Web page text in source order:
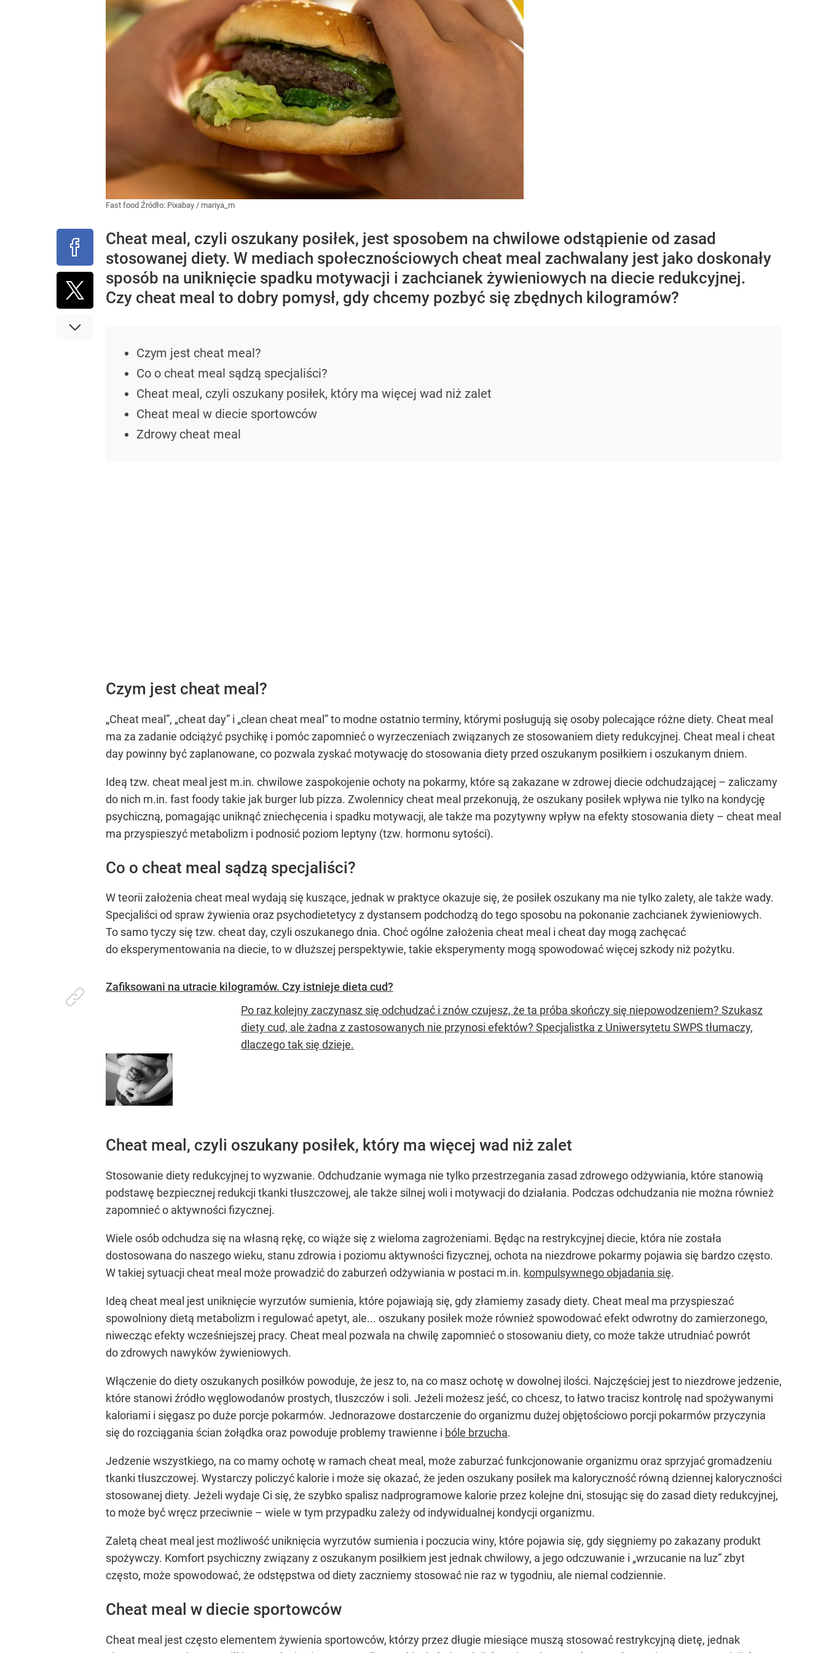
Fast food Źródło: Pixabay / mariya_m
Cheat meal, czyli oszukany posiłek, jest sposobem na chwilowe odstąpienie od zasad
stosowanej diety. W mediach społecznościowych cheat meal zachwalany jest jako doskonały
sposób na uniknięcie spadku motywacji i zachcianek żywieniowych na diecie redukcyjnej.
Czy cheat meal to dobry pomysł, gdy chcemy pozbyć się zbędnych kilogramów?
Czym jest cheat meal?
Co o cheat meal sądzą specjaliści?
Cheat meal, czyli oszukany posiłek, który ma więcej wad niż zalet
Cheat meal w diecie sportowców
Zdrowy cheat meal
Czym jest cheat meal?
„Cheat meal”, „cheat day” i „clean cheat meal” to modne ostatnio terminy, którymi posługują się osoby polecające różne diety. Cheat meal
ma za zadanie odciążyć psychikę i pomóc zapomnieć o wyrzeczeniach związanych ze stosowaniem diety redukcyjnej. Cheat meal i cheat
day powinny być zaplanowane, co pozwala zyskać motywację do stosowania diety przed oszukanym posiłkiem i oszukanym dniem.
Ideą tzw. cheat meal jest m.in. chwilowe zaspokojenie ochoty na pokarmy, które są zakazane w zdrowej diecie odchudzającej – zaliczamy
do nich m.in. fast foody takie jak burger lub pizza. Zwolennicy cheat meal przekonują, że oszukany posiłek wpływa nie tylko na kondycję
psychiczną, pomagając uniknąć zniechęcenia i spadku motywacji, ale także ma pozytywny wpływ na efekty stosowania diety – cheat meal
ma przyspieszyć metabolizm i podnosić poziom leptyny (tzw. hormonu sytości).
Co o cheat meal sądzą specjaliści?
W teorii założenia cheat meal wydają się kuszące, jednak w praktyce okazuje się, że posiłek oszukany ma nie tylko zalety, ale także wady.
Specjaliści od spraw żywienia oraz psychodietetycy z dystansem podchodzą do tego sposobu na pokonanie zachcianek żywieniowych.
To samo tyczy się tzw. cheat day, czyli oszukanego dnia. Choć ogólne założenia cheat meal i cheat day mogą zachęcać
do eksperymentowania na diecie, to w dłuższej perspektywie, takie eksperymenty mogą spowodować więcej szkody niż pożytku.
Zafiksowani na utracie kilogramów. Czy istnieje dieta cud?
Po raz kolejny zaczynasz się odchudzać i znów czujesz, że ta próba skończy się niepowodzeniem? Szukasz
diety cud, ale żadna z zastosowanych nie przynosi efektów? Specjalistka z Uniwersytetu SWPS tłumaczy,
dlaczego tak się dzieje.
Cheat meal, czyli oszukany posiłek, który ma więcej wad niż zalet
Stosowanie diety redukcyjnej to wyzwanie. Odchudzanie wymaga nie tylko przestrzegania zasad zdrowego odżywiania, które stanowią
podstawę bezpiecznej redukcji tkanki tłuszczowej, ale także silnej woli i motywacji do działania. Podczas odchudzania nie można również
zapomnieć o aktywności fizycznej.
Wiele osób odchudza się na własną rękę, co wiąże się z wieloma zagrożeniami. Będąc na restrykcyjnej diecie, która nie została
dostosowana do naszego wieku, stanu zdrowia i poziomu aktywności fizycznej, ochota na niezdrowe pokarmy pojawia się bardzo często.
W takiej sytuacji cheat meal może prowadzić do zaburzeń odżywiania w postaci m.in. kompulsywnego objadania się.
Ideą cheat meal jest uniknięcie wyrzutów sumienia, które pojawiają się, gdy złamiemy zasady diety. Cheat meal ma przyspieszać
spowolniony dietą metabolizm i regulować apetyt, ale... oszukany posiłek może również spowodować efekt odwrotny do zamierzonego,
niwecząc efekty wcześniejszej pracy. Cheat meal pozwala na chwilę zapomnieć o stosowaniu diety, co może także utrudniać powrót
do zdrowych nawyków żywieniowych.
Włączenie do diety oszukanych posiłków powoduje, że jesz to, na co masz ochotę w dowolnej ilości. Najczęściej jest to niezdrowe jedzenie,
które stanowi źródło węglowodanów prostych, tłuszczów i soli. Jeżeli możesz jeść, co chcesz, to łatwo tracisz kontrolę nad spożywanymi
kaloriami i sięgasz po duże porcje pokarmów. Jednorazowe dostarczenie do organizmu dużej objętościowo porcji pokarmów przyczynia
się do rozciągania ścian żołądka oraz powoduje problemy trawienne i bóle brzucha.
Jedzenie wszystkiego, na co mamy ochotę w ramach cheat meal, może zaburzać funkcjonowanie organizmu oraz sprzyjać gromadzeniu
tkanki tłuszczowej. Wystarczy policzyć kalorie i może się okazać, że jeden oszukany posiłek ma kaloryczność równą dziennej kaloryczności
stosowanej diety. Jeżeli wydaje Ci się, że szybko spalisz nadprogramowe kalorie przez kolejne dni, stosując się do zasad diety redukcyjnej,
to może być wręcz przeciwnie – wiele w tym przypadku zależy od indywidualnej kondycji organizmu.
Zaletą cheat meal jest możliwość uniknięcia wyrzutów sumienia i poczucia winy, które pojawia się, gdy sięgniemy po zakazany produkt
spożywczy. Komfort psychiczny związany z oszukanym posiłkiem jest jednak chwilowy, a jego odczuwanie i „wrzucanie na luz” zbyt
często, może spowodować, że odstępstwa od diety zaczniemy stosować nie raz w tygodniu, ale niemal codziennie.
Cheat meal w diecie sportowców
Cheat meal jest często elementem żywienia sportowców, którzy przez długie miesiące muszą stosować restrykcyjną dietę, jednak